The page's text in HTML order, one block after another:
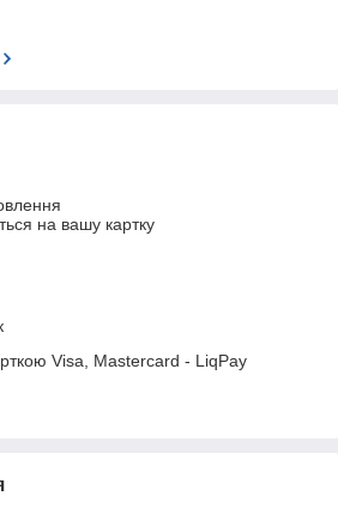
на вашу картку
Visa, Mastercard - LiqPay